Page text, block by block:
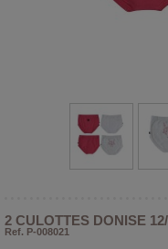
2 CULOTTES DONISE
Ref. P-008021